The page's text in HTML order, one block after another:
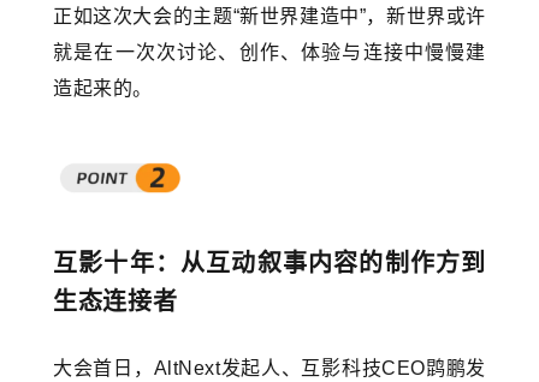
正如这次大会的主题“新世界建造中”，新世界或许
就是在一次次讨论、创作、体验与连接中慢慢建
造起来的。
互影十年：从互动叙事内容的制作方到
生态连接者
大会首日，AltNext发起人、互影科技CEO鹍鹏发